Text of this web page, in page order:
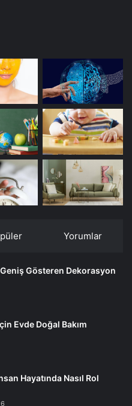
Yorumlar
Gösteren Dekorasyon
Evde Doğal Bakım
Hayatında Nasıl Rol